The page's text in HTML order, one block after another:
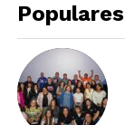
Populares